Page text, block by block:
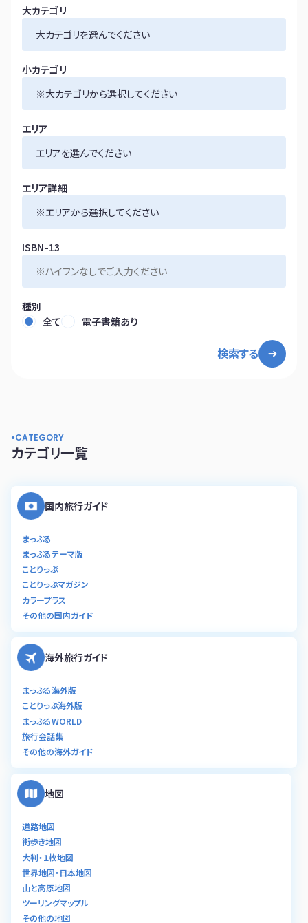
大カテゴリ
小カテゴリ
エリア
エリア詳細
ISBN-13
種別
全て
電子書籍あり
検索する
CATEGORY
カテゴリ一覧
国内旅行ガイド
まっぷる
まっぷるテーマ版
ことりっぷ
ことりっぷマガジン
カラープラス
その他の国内ガイド
海外旅行ガイド
まっぷる海外版
ことりっぷ海外版
まっぷるWORLD
旅行会話集
その他の海外ガイド
地図
道路地図
街歩き地図
大判・１枚地図
世界地図・日本地図
山と高原地図
ツーリングマップル
その他の地図